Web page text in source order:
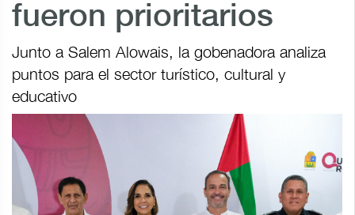
fueron prioritarios
Junto a Salem Alowais, la gobenadora analiza
puntos para el sector turístico, cultural y
educativo